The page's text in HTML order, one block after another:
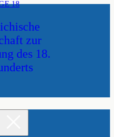
zur
des 18.